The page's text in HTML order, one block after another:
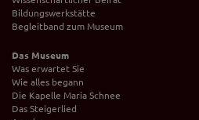
Bildungswerkstätte
Begleitband zum Museum
Das Museum
Was erwartet Sie
Wie alles begann
Die Kapelle Maria Schnee
Das Steigerlied